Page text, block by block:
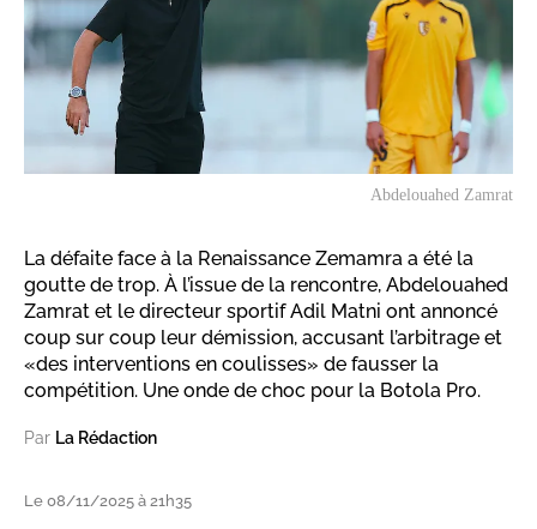
Abdelouahed Zamrat
La défaite face à la Renaissance Zemamra a été la
goutte de trop. À l’issue de la rencontre, Abdelouahed
Zamrat et le directeur sportif Adil Matni ont annoncé
coup sur coup leur démission, accusant l’arbitrage et
«des interventions en coulisses» de fausser la
compétition. Une onde de choc pour la Botola Pro.
Par La Rédaction
Le 08/11/2025 à 21h35